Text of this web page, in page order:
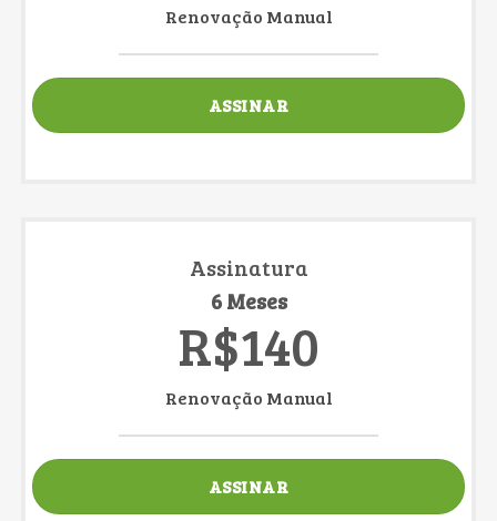
Renovação Manual
ASSINAR
Assinatura
6 Meses
R$140
Renovação Manual
ASSINAR